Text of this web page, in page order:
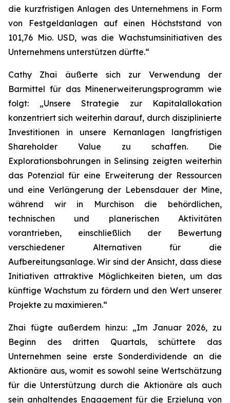
die kurzfristigen Anlagen des Unternehmens in Form
von Festgeldanlagen auf einen Höchststand von
101,76 Mio. USD, was die Wachstumsinitiativen des
Unternehmens unterstützen dürfte.“
Cathy Zhai äußerte sich zur Verwendung der
Barmittel für das Minenerweiterungsprogramm wie
folgt: „Unsere Strategie zur Kapitalallokation
konzentriert sich weiterhin darauf, durch disziplinierte
Investitionen in unsere Kernanlagen langfristigen
Shareholder Value zu schaffen. Die
Explorationsbohrungen in Selinsing zeigten weiterhin
das Potenzial für eine Erweiterung der Ressourcen
und eine Verlängerung der Lebensdauer der Mine,
während wir in Murchison die behördlichen,
technischen und planerischen Aktivitäten
vorantrieben, einschließlich der Bewertung
verschiedener Alternativen für die
Aufbereitungsanlage. Wir sind der Ansicht, dass diese
Initiativen attraktive Möglichkeiten bieten, um das
künftige Wachstum zu fördern und den Wert unserer
Projekte zu maximieren.“
Zhai fügte außerdem hinzu: „Im Januar 2026, zu
Beginn des dritten Quartals, schüttete das
Unternehmen seine erste Sonderdividende an die
Aktionäre aus, womit es sowohl seine Wertschätzung
für die Unterstützung durch die Aktionäre als auch
sein anhaltendes Engagement für die Erzielung von